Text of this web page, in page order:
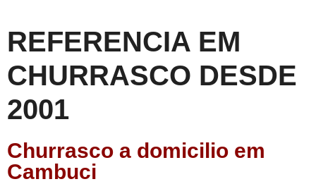
REFERENCIA EM
CHURRASCO DESDE
2001
Churrasco a domicilio em
Cambuci